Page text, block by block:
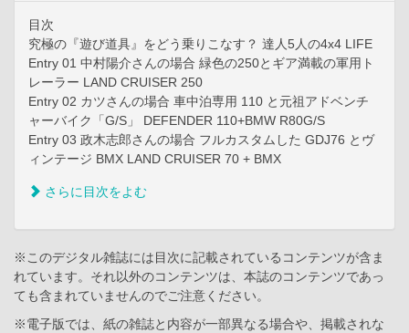
目次
究極の『遊び道具』をどう乗りこなす？ 達人5人の4x4 LIFE
Entry 01 中村陽介さんの場合 緑色の250とギア満載の軍用ト
レーラー LAND CRUISER 250
Entry 02 カツさんの場合 車中泊専用 110 と元祖アドベンチ
ャーバイク「G/S」 DEFENDER 110+BMW R80G/S
Entry 03 政木志郎さんの場合 フルカスタムした GDJ76 とヴ
ィンテージ BMX LAND CRUISER 70 + BMX
さらに目次をよむ
※このデジタル雑誌には目次に記載されているコンテンツが含ま
れています。それ以外のコンテンツは、本誌のコンテンツであっ
ても含まれていませんのでご注意ください。
※電子版では、紙の雑誌と内容が一部異なる場合や、掲載されな